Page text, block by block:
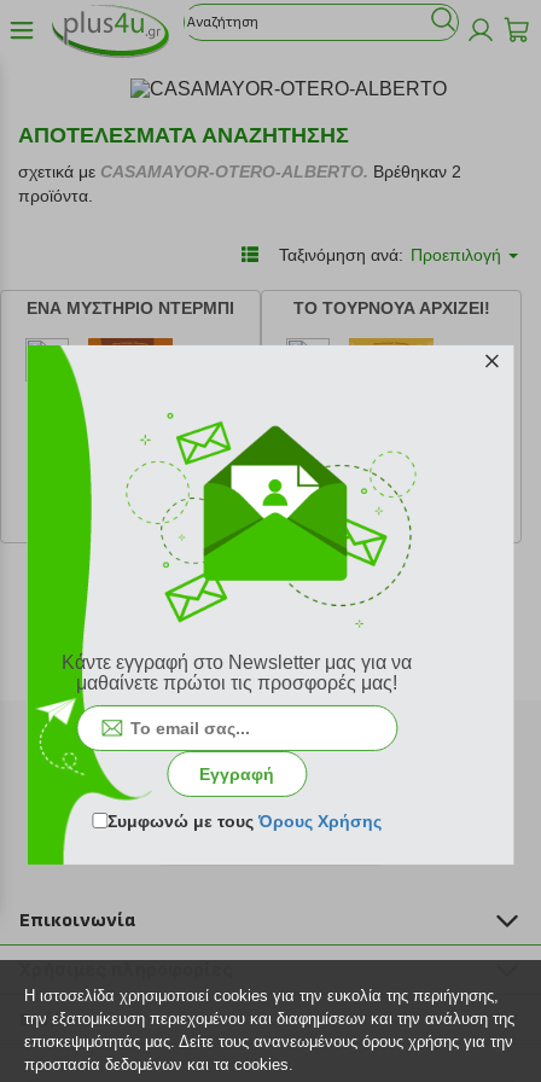
ΑΠΟΤΕΛΕΣΜΑΤΑ ΑΝΑΖΗΤΗΣΗΣ
σχετικά με CASAMAYOR-OTERO-ALBERTO. Βρέθηκαν 2
προϊόντα.
Ταξινόμηση ανά: Προεπιλογή
ΕΝΑ ΜΥΣΤΗΡΙΟ ΝΤΕΡΜΠΙ
κωδ. 108218444
12.92 €
Ελάχιστη 30 ημερών 14.36 €
Προτεινόμενη λιανική 14.36 €
ΤΟ ΤΟΥΡΝΟΥΑ ΑΡΧΙΖΕΙ!
κωδ.108218443
12.92 €
Ελάχιστη 30 ημερών 14.36 €
Προτεινόμενη λιανική 14.36 €
Εγγραφή στο newsletter
Επικοινωνία
211 2000 700
info@plus4u.gr
Η εταιρία
Σημεία παραλαβής
Βοήθεια
Εξέλιξη παραγγελίας
Κάντε εγγραφή στο Newsletter μας για να
μαθαίνετε πρώτοι τις προσφορές μας!
Εγγραφή
Συμφωνώ με τουςΌρους Χρήσης
Η ιστοσελίδα χρησιμοποιεί cookies για την ευκολία της περιήγησης,
την εξατομίκευση περιεχομένου και διαφημίσεων και την ανάλυση της
επισκεψιμότητάς μας. Δείτε τους ανανεωμένους όρους χρήσης για την
προστασία δεδομένων και τα cookies.